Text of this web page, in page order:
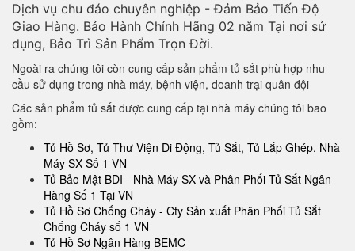
Dịch vụ chu đáo chuyên nghiệp - Đảm Bảo Tiến Độ
Giao Hàng. Bảo Hành Chính Hãng 02 năm Tại nơi sử
dụng, Bảo Trì Sản Phẩm Trọn Đời.
Ngoài ra chúng tôi còn cung cấp sản phẩm tủ sắt phù hợp nhu
cầu sử dụng trong nhà máy, bệnh viện, doanh trại quân đội
Các sản phẩm tủ sắt được cung cấp tại nhà máy chúng tôi bao
gồm:
Tủ Hồ Sơ, Tủ Thư Viện Di Động, Tủ Sắt, Tủ Lắp Ghép. Nhà
Máy SX Số 1 VN
Tủ Bảo Mật BDI - Nhà Máy SX và Phân Phối Tủ Sắt Ngân
Hàng Số 1 Tại VN
Tủ Hồ Sơ Chống Cháy - Cty Sản xuất Phân Phối Tủ Sắt
Chống Cháy số 1 VN
Tủ Hồ Sơ Ngân Hàng BEMC